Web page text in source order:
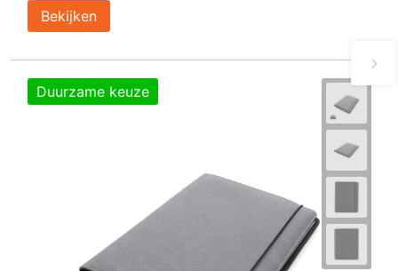
Bekijken
Duurzame keuze